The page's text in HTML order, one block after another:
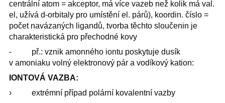
centrální atom = akceptor, má více vazeb než kolik má val.
el, užívá d-orbitaly pro umístění el. párů), koordin. číslo =
počet navázaných ligandů, tvorba těchto sloučenin je
charakteristická pro přechodné kovy
- př.: vznik amonného iontu poskytuje dusík
v amoniaku volný elektronový pár a vodíkový kation:
IONTOVÁ VAZBA:
› extrémní případ polární kovalentní vazby